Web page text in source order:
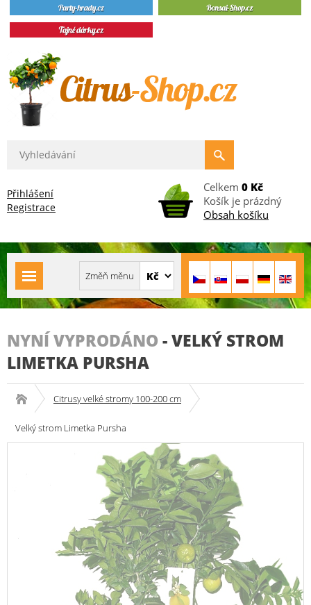
Přihlášení
Registrace
Celkem 0 Kč
Košík je prázdný
Obsah košíku
NYNÍ VYPRODÁNO -VELKÝ STROM
LIMETKA PURSHA
Citrusy velké stromy 100-200 cm
Velký strom Limetka Pursha